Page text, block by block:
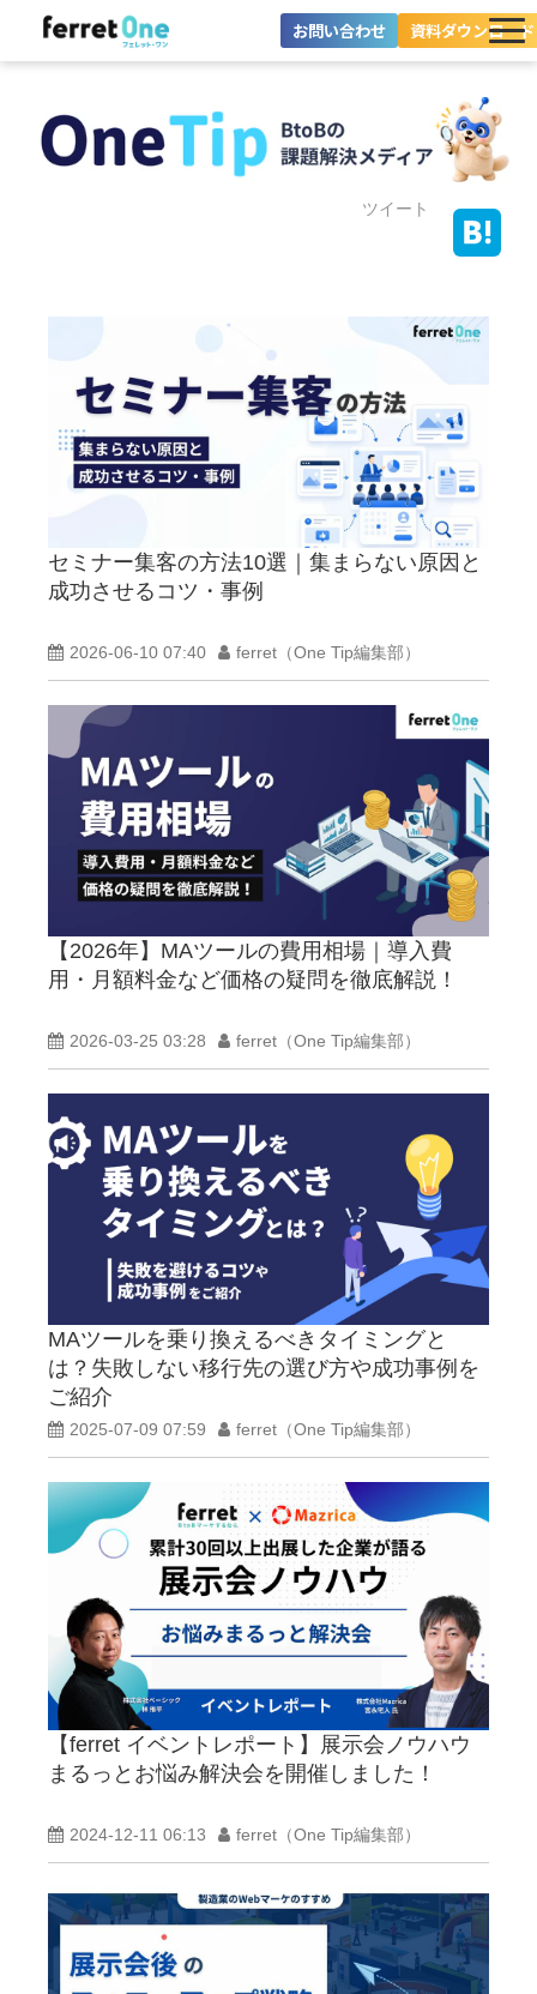
お問い合わせ 資料ダウンロード
ツール・機能一覧
セミナー
お役立ち情報
ツイート
セミナー集客の方法10選｜集まらない原因と
成功させるコツ・事例
2026-06-10 07:40 ferret（One Tip編集部）
【2026年】MAツールの費用相場｜導入費
用・月額料金など価格の疑問を徹底解説！
2026-03-25 03:28 ferret（One Tip編集部）
MAツールを乗り換えるべきタイミングと
は？失敗しない移行先の選び方や成功事例を
ご紹介
2025-07-09 07:59 ferret（One Tip編集部）
【ferret イベントレポート】展示会ノウハウ
まるっとお悩み解決会を開催しました！
2024-12-11 06:13 ferret（One Tip編集部）